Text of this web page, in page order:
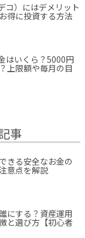
コ）にはデメリット
得に投資する方法
はいくら？5000円
上限額や毎月の目
事
きる安全なお金の
意点を解説
にする？資産運用
と選び方【初心者